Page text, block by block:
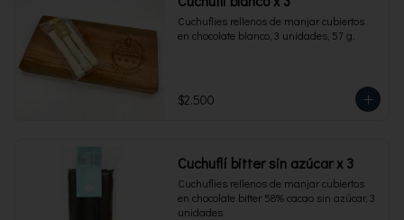
Cuchuflies rellenos de manjar cubiertos
en chocolate blanco, 3 unidades, 57 g.
$2.500
Cuchuflí bitter sin azúcar x 3
Cuchuflies rellenos de manjar cubiertos
en chocolate bitter 58% cacao sin azúcar, 3
unidades.